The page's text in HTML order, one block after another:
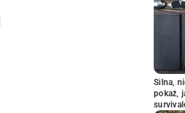
Silna,
pokaż,